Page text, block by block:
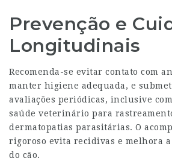
Prevenção e
Longitudinais
Recomenda-se evitar contato com
manter higiene adequada, e
avaliações periódicas, inclusive
saúde veterinário para
dermatopatias parasitárias. O
rigoroso evita recidivas e melhora
do cão.